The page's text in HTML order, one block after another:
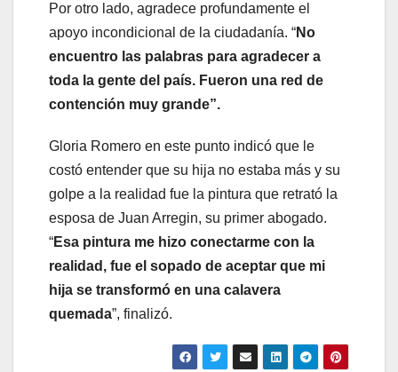
Por otro lado, agradece profundamente el
apoyo incondicional de la ciudadanía. “No
encuentro las palabras para agradecer a
toda la gente del país. Fueron una red de
contención muy grande”.
Gloria Romero en este punto indicó que le
costó entender que su hija no estaba más y su
golpe a la realidad fue la pintura que retrató la
esposa de Juan Arregin, su primer abogado.
“Esa pintura me hizo conectarme con la
realidad, fue el sopado de aceptar que mi
hija se transformó en una calavera
quemada”, finalizó.